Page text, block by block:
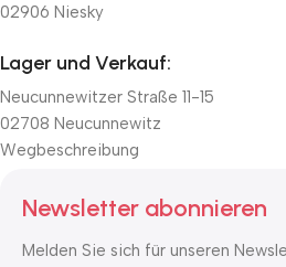
02906 Niesky
Lager und Verkauf:
Neucunnewitzer Straße 11-15
02708 Neucunnewitz
Wegbeschreibung
Newsletter abonnieren
Melden Sie sich für unseren